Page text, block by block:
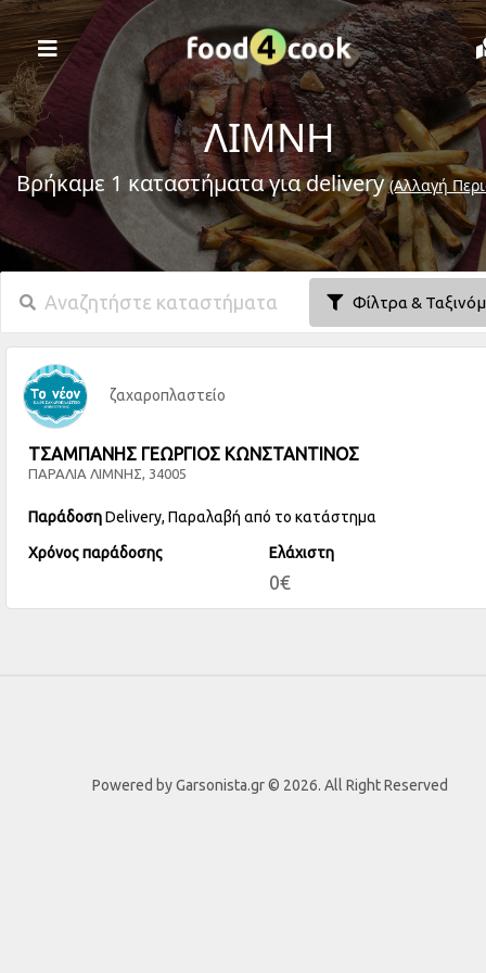
ΛΙΜΝΗ
Βρήκαμε 1 καταστήματα για delivery(Αλλαγή
Φίλτρα &
ζαχαροπλαστείο
ΤΣΑΜΠΑΝΗΣ ΓΕΩΡΓΙΟΣ ΚΩΝΣΤΑΝΤΙΝΟΣ
ΠΑΡΑΛΙΑ ΛΙΜΝΗΣ, 34005
ΠαράδοσηDelivery, Παραλαβή από το κατάστημα
Χρόνος παράδοσης Ελάχιστη
0€
Powered by Garsonista.gr © 2026. All Right Reserved